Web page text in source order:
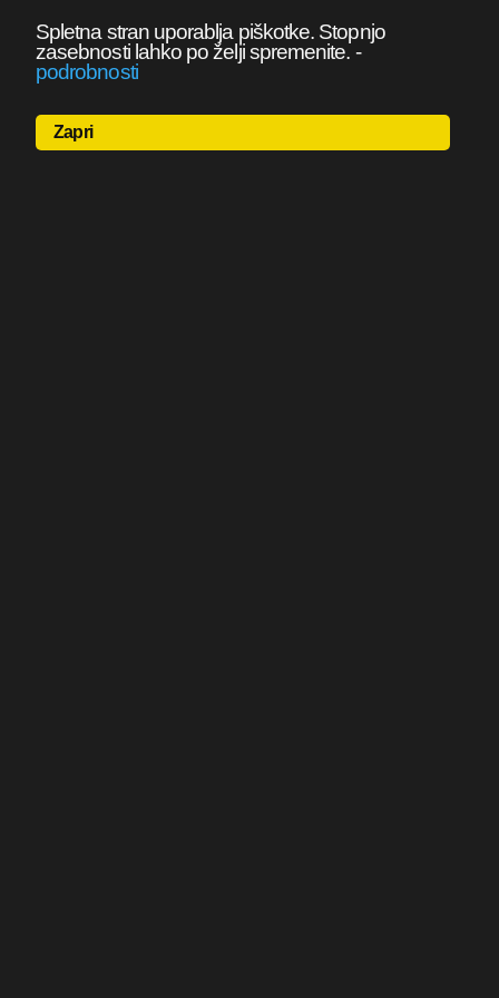
Spletna stran uporablja piškotke. Stopnjo
zasebnosti lahko po želji spremenite. -
podrobnosti
Zapri